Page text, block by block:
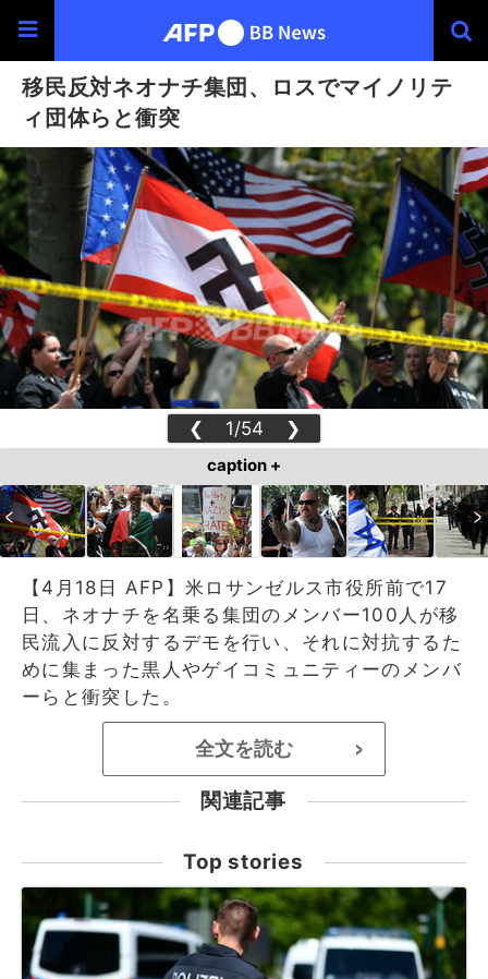
移民反対ネオナチ集団、ロスでマイノリテ
ィ団体らと衝突
❮ 1/54 ❯
caption +
【4月18日 AFP】米ロサンゼルス市役所前で17
日、ネオナチを名乗る集団のメンバー100人が移
民流入に反対するデモを行い、それに対抗するた
めに集まった黒人やゲイコミュニティーのメンバ
ーらと衝突した。
全文を読む >
関連記事
Top stories